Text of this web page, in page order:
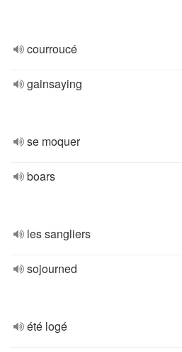
courroucé
gainsaying
se moquer
boars
les sangliers
sojourned
été logé